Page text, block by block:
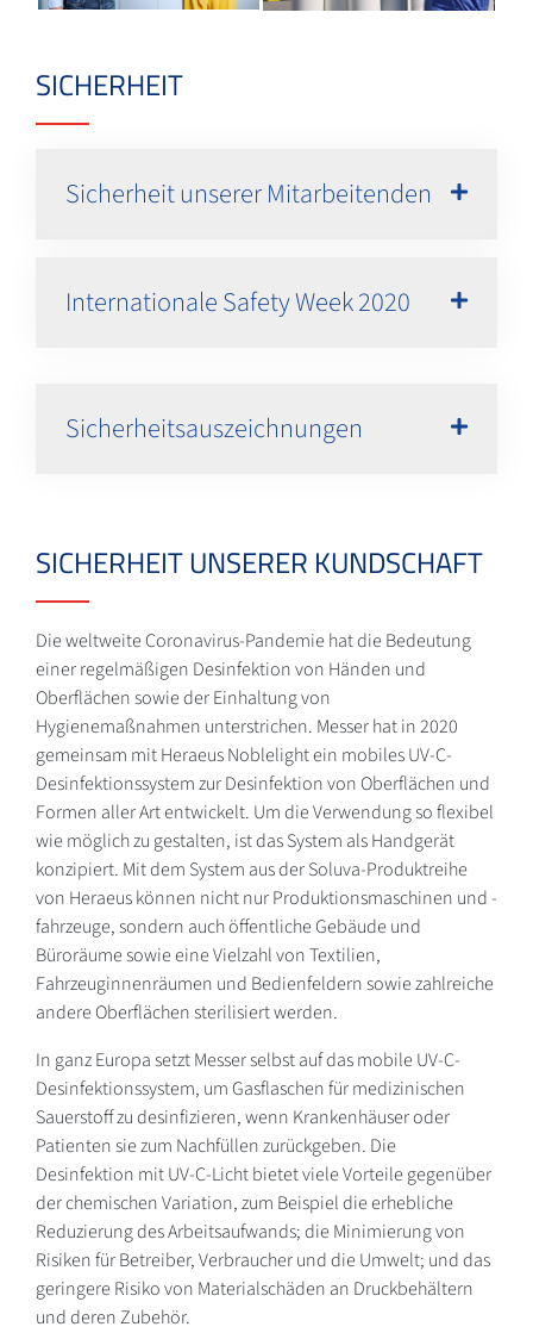
SICHERHEIT
Sicherheit unserer Mitarbeitenden
Internationale Safety Week 2020
Sicherheitsauszeichnungen
SICHERHEIT UNSERER KUNDSCHAFT
Die weltweite Coronavirus-Pandemie hat die Bedeutung
einer regelmäßigen Desinfektion von Händen und
Oberflächen sowie der Einhaltung von
Hygienemaßnahmen unterstrichen. Messer hat in 2020
gemeinsam mit Heraeus Noblelight ein mobiles UV-C-
Desinfektionssystem zur Desinfektion von Oberflächen und
Formen aller Art entwickelt. Um die Verwendung so flexibel
wie möglich zu gestalten, ist das System als Handgerät
konzipiert. Mit dem System aus der Soluva-Produktreihe
von Heraeus können nicht nur Produktionsmaschinen und -
fahrzeuge, sondern auch öffentliche Gebäude und
Büroräume sowie eine Vielzahl von Textilien,
Fahrzeuginnenräumen und Bedienfeldern sowie zahlreiche
andere Oberflächen sterilisiert werden.
In ganz Europa setzt Messer selbst auf das mobile UV-C-
Desinfektionssystem, um Gasflaschen für medizinischen
Sauerstoff zu desinfizieren, wenn Krankenhäuser oder
Patienten sie zum Nachfüllen zurückgeben. Die
Desinfektion mit UV-C-Licht bietet viele Vorteile gegenüber
der chemischen Variation, zum Beispiel die erhebliche
Reduzierung des Arbeitsaufwands; die Minimierung von
Risiken für Betreiber, Verbraucher und die Umwelt; und das
geringere Risiko von Materialschäden an Druckbehältern
und deren Zubehör.